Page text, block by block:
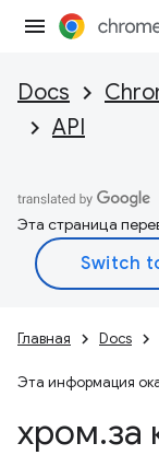
Docs
API
Эта страница
Главная Docs
Эта информация
хром.за